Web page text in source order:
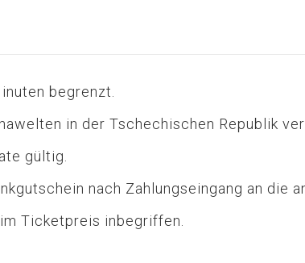
begrenzt.
in der Tschechischen Republik
gültig.
nach Zahlungseingang an die
Ticketpreis inbegriffen.